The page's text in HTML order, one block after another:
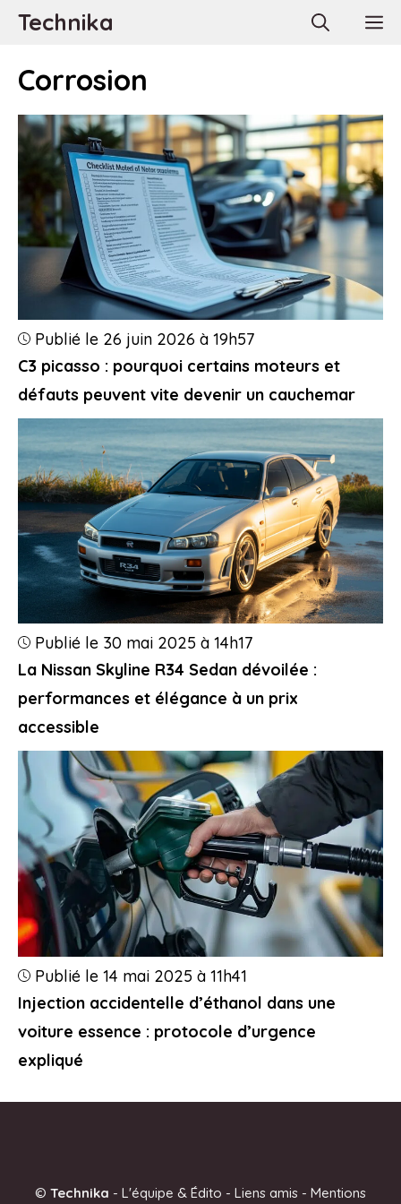
AllerTechnika
Corrosion
C3 picasso : pourquoi certains moteurs et
défauts peuvent vite devenir un cauchemar
Publié le 26 juin 2026 à 19h57
La Nissan Skyline R34 Sedan dévoilée :
performances et élégance à un prix
accessible
Publié le 30 mai 2025 à 14h17
Injection accidentelle d’éthanol dans une
voiture essence : protocole d’urgence
expliqué
Publié le 14 mai 2025 à 11h41
© Technika - L'équipe & Édito - Liens amis - Mentions